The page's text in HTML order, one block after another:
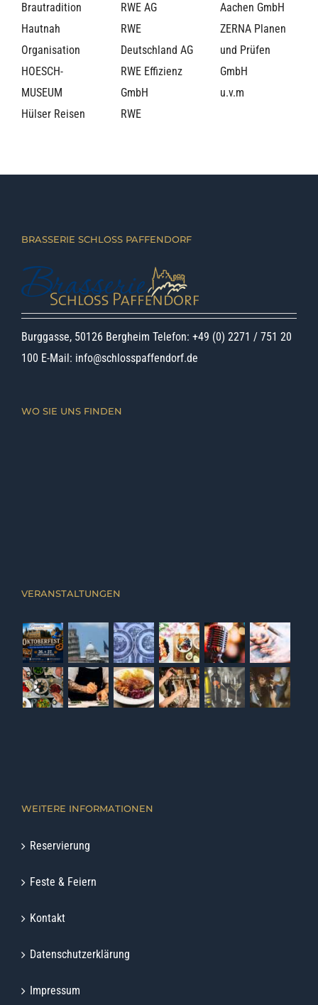
Brautradition
Hautnah
Organisation
HOESCH-
MUSEUM
Hülser Reisen
RWE AG
RWE
Deutschland AG
RWE Effizienz
GmbH
RWE
Aachen GmbH
ZERNA Planen
und Prüfen
GmbH
u.v.m
BRASSERIE SCHLOSS PAFFENDORF
Burggasse, 50126 Bergheim Telefon: +49 (0) 2271 / 751 20
100 E-Mail: info@schlosspaffendorf.de
WO SIE UNS FINDEN
VERANSTALTUNGEN
WEITERE INFORMATIONEN
Reservierung
Feste & Feiern
Kontakt
Datenschutzerklärung
Impressum